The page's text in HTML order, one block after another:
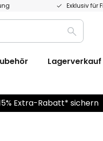
Exklusiv für
Suche
Lagerverkauf
Extra-Rabatt* sichern